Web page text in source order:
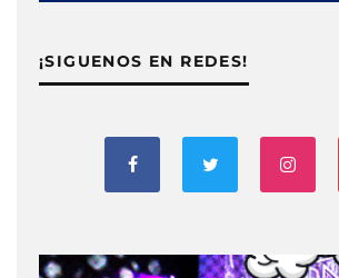
¡SIGUENOS EN REDES!